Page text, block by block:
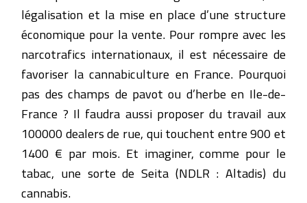
légalisation et la mise en place d’une structure
économique pour la vente. Pour rompre avec les
narcotrafics internationaux, il est nécessaire de
favoriser la cannabiculture en France. Pourquoi
pas des champs de pavot ou d’herbe en Ile-de-
France ? Il faudra aussi proposer du travail aux
100000 dealers de rue, qui touchent entre 900 et
1400 € par mois. Et imaginer, comme pour le
tabac, une sorte de Seita (NDLR : Altadis) du
cannabis.